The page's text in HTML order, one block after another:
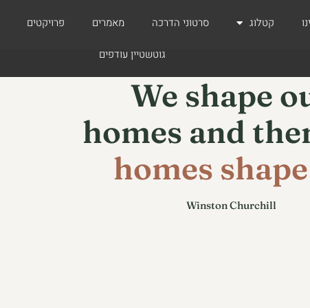
קטלוג סרטוני הדרכה מאמרים פרויקטים
גוטשטיין עודפים
We shape
homes and
homes
Winston Churchill